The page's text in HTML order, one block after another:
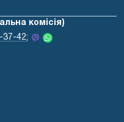
комісія)
37-42;